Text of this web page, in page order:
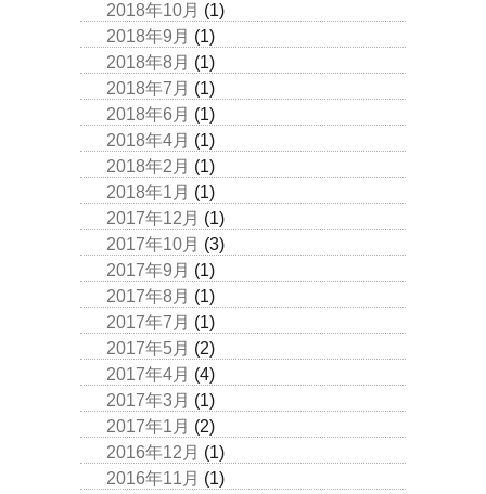
2018年10月 (1)
2018年9月 (1)
2018年8月 (1)
2018年7月 (1)
2018年6月 (1)
2018年4月 (1)
2018年2月 (1)
2018年1月 (1)
2017年12月 (1)
2017年10月 (3)
2017年9月 (1)
2017年8月 (1)
2017年7月 (1)
2017年5月 (2)
2017年4月 (4)
2017年3月 (1)
2017年1月 (2)
2016年12月 (1)
2016年11月 (1)